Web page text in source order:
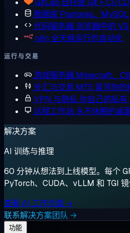
GitLab 自托管 Git + CI/CD
数据库 Postgres、
代码服务器 浏览器中的
n8n 全天候运行的自动化
运行与交易
游戏服务器 Minecraft、
外汇与交易 MT5 紧邻你的
VPN 与隐私 你自己的私有
远程工作站 永不休眠的桌
解决方案
AI 训练与推理
60 分钟从想法到上线模型。每个
PyTorch、CUDA、vLLM 和 TGI 镜
查看 AI 工作负载 →
联系解决方案团队 →